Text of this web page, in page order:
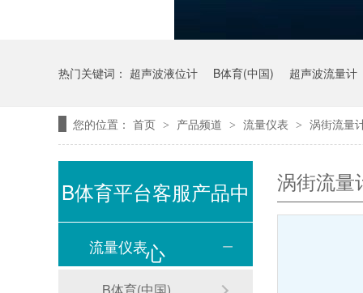
热门关键词： 超声波液位计 B体育(中国) 超声波流量计
您的位置： 首页 > 产品频道 > 流量仪表 > 涡街流量
涡街流量
B体育平台客服产品中
心
流量仪表